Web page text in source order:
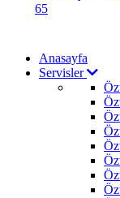
Anasayfa
Servisler